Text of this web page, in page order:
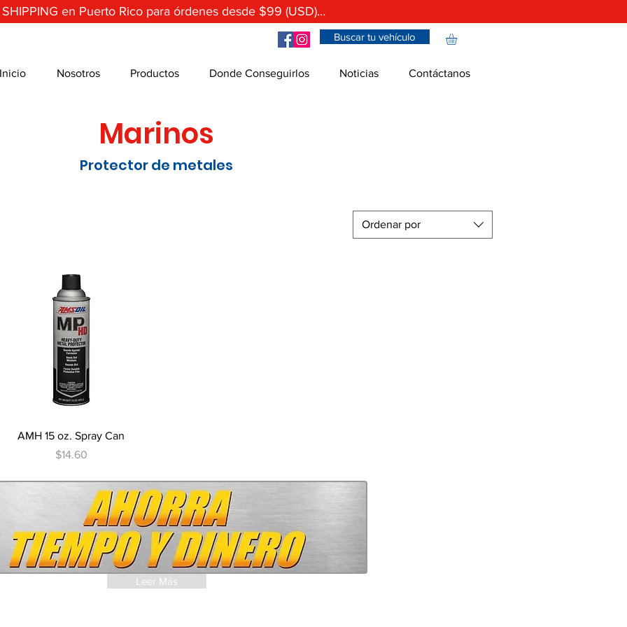
SHIPPING en Puerto Rico para órdenes desde $99 (USD)…
Buscar tu vehículo
Inicio Nosotros Productos Donde Conseguirlos Noticias Contáctanos
Marinos
Protector de metales
Ordenar por
Vista rápida
AMH 15 oz. Spray Can
Precio
$14.60
Leer Más